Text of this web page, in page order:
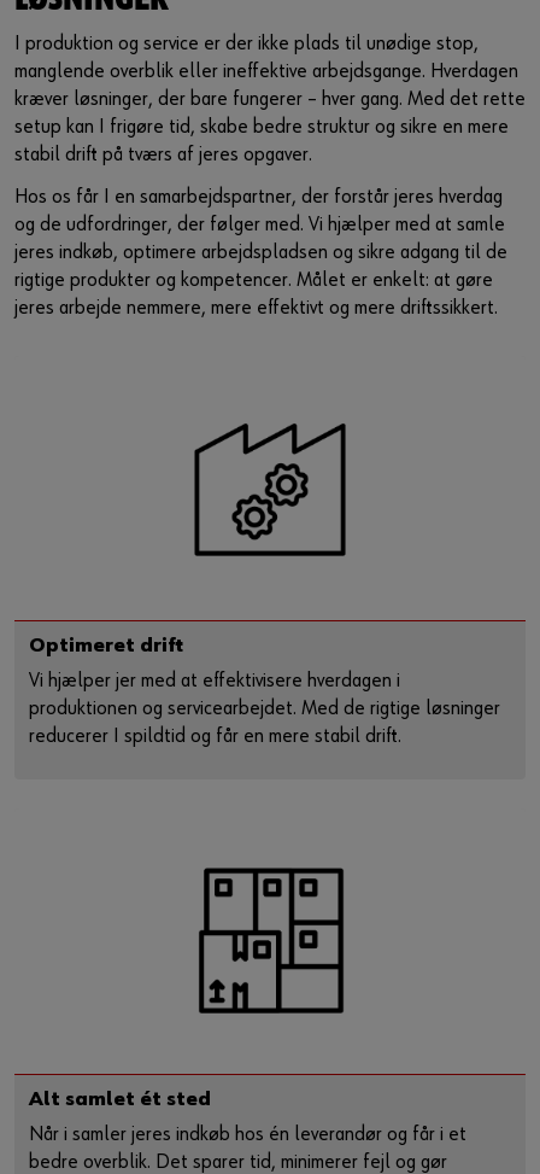
eller
Har du lyst til at være en online kunde?
Tilmeld dig her i tre enkle trin for at bruge alle funktionerne i
shoppen.
Kun salg til erhvervskunder
Bliv kunde / Opret online bruger
I produktion og service er der ikke plads til unødige stop,
manglende overblik eller ineffektive arbejdsgange. Hverdagen
kræver løsninger, der bare fungerer – hver gang. Med det rette
setup kan I frigøre tid, skabe bedre struktur og sikre en mere
stabil drift på tværs af jeres opgaver.
Hos os får I en samarbejdspartner, der forstår jeres hverdag
og de udfordringer, der følger med. Vi hjælper med at samle
jeres indkøb, optimere arbejdspladsen og sikre adgang til de
rigtige produkter og kompetencer. Målet er enkelt: at gøre
jeres arbejde nemmere, mere effektivt og mere driftssikkert.
Optimeret drift
Vi hjælper jer med at effektivisere hverdagen i
produktionen og servicearbejdet. Med de rigtige løsninger
reducerer I spildtid og får en mere stabil drift.
Alt samlet ét sted
Når i samler jeres indkøb hos én leverandør og får i et
bedre overblik. Det sparer tid, minimerer fejl og gør